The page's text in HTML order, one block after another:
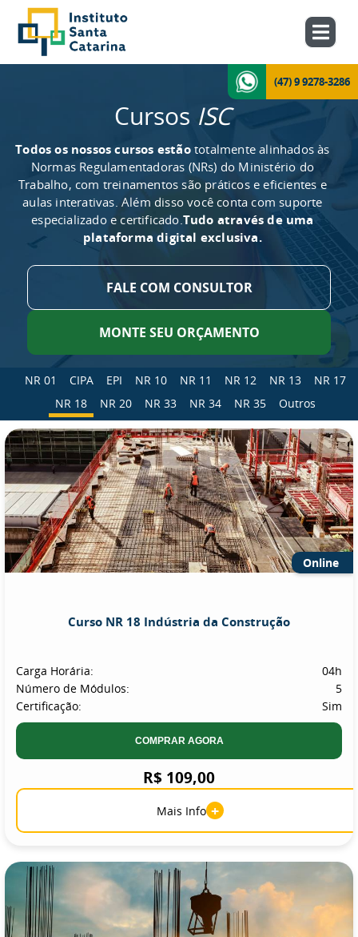
(47) 9 9278-3286
Cursos ISC
Todos os nossos cursos estãototalmente alinhados às
Normas Regulamentadoras (NRs) do Ministério do
Trabalho, com treinamentos são práticos e eficientes e
aulas interativas. Além disso você conta com suporte
especializado e certificado.Tudo através de uma
plataforma digital exclusiva.
FALE COM CONSULTOR
MONTE SEU ORÇAMENTO
NR 01 CIPA EPI NR 10 NR 11 NR 12 NR 13
NR 17
NR 18
NR 20 NR 33 NR 34 NR 35 Outros
Online
Curso NR 18 Indústria da Construção
Carga Horária:
04h
Número de Módulos:
5
Certificação:
Sim
COMPRAR AGORA
R$ 109,00
Mais Info +